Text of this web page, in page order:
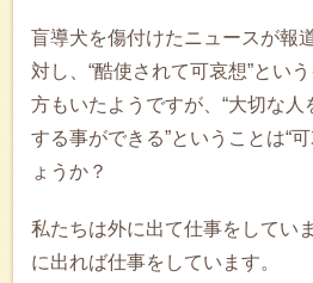
盲導犬を傷付けたニュースが報
対し、“酷使されて可哀想”とい
方もいたようですが、“大切な
する事ができる”ということは“
ょうか？
私たちは外に出て仕事をしてい
に出れば仕事をしています。